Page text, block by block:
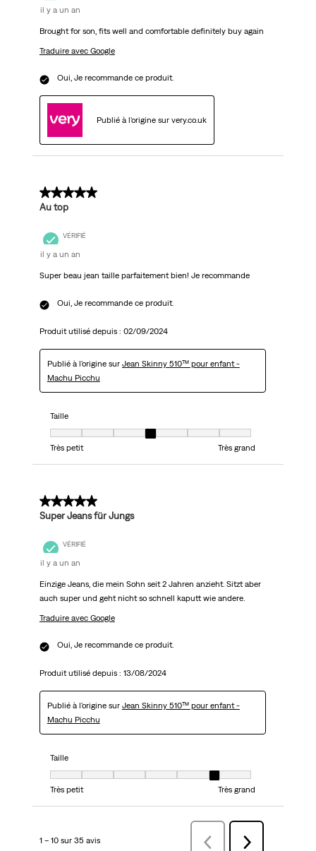
il y a un an
Brought for son, fits well and comfortable definitely buy again
Traduire avec Google
Oui, Je recommande ce produit.
Publié à l'origine sur very.co.uk
5 sur 5 étoiles.
Au top
VÉRIFIÉ
il y a un an
Super beau jean taille parfaitement bien! Je recommande
Oui, Je recommande ce produit.
Produit utilisé depuis : 02/09/2024
Publié à l'origine sur Jean Skinny 510™ pour enfant -
Machu Picchu
Taille
Taille, 4 sur 7, où 1 est égal à Très petit et 7 est égal à Très grand
Très petit
Très grand
5 sur 5 étoiles.
Super Jeans für Jungs
VÉRIFIÉ
il y a un an
Einzige Jeans, die mein Sohn seit 2 Jahren anzieht. Sitzt aber
auch super und geht nicht so schnell kaputt wie andere.
Traduire avec Google
Oui, Je recommande ce produit.
Produit utilisé depuis : 13/08/2024
Publié à l'origine sur Jean Skinny 510™ pour enfant -
Machu Picchu
Taille
Taille, 6 sur 7, où 1 est égal à Très petit et 7 est égal à Très grand
Très petit
Très grand
1 – 10 sur 35 avis PrécédentavisSuivant